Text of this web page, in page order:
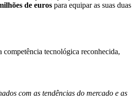
de euros para equipar as suas duas
tecnológica reconhecida,
com as tendências do mercado e as